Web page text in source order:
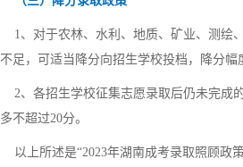
1、对于农林、水利、地质、矿业、测绘
不足，可适当降分向招生学校投档，降分幅
2、各招生学校征集志愿录取后仍未完成
多不超过20分。
以上所述是“2023年湖南成考录取照顾政